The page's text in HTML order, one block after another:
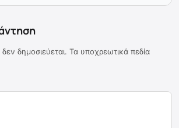
δημοσιεύεται. Τα υποχρεωτικά πεδία